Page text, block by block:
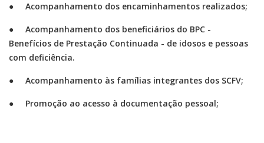
● Acompanhamento dos encaminhamentos realizados;
● Acompanhamento dos beneficiários do BPC -
Benefícios de Prestação Continuada - de idosos e pessoas
com deficiência.
● Acompanhamento às famílias integrantes dos SCFV;
● Promoção ao acesso à documentação pessoal;